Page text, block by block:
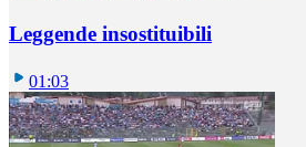
Leggende insostituibili
01:03